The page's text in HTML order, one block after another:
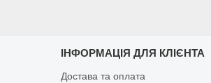
ІНФОРМАЦІЯ ДЛЯ КЛІЄНТА
Достава та оплата